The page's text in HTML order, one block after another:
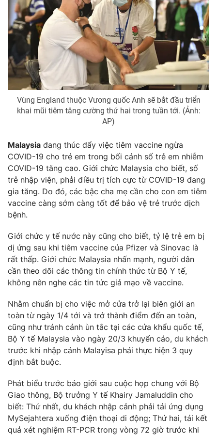
Email: toasoan@vtv.vn
Liên hệ quảng cáo:
024-7300.7108
® Cấm sao chép dưới mọi hình thức nếu không có sự chấp
thuận bằng văn bản. Ghi rõ nguồn VTV.vn khi phát hành lại
thông tin từ website này.
Vùng England thuộc Vương quốc Anh sẽ bắt đầu triển
khai mũi tiêm tăng cường thứ hai trong tuần tới. (Ảnh:
AP)
Malaysia đang thúc đẩy việc tiêm vaccine ngừa
COVID-19 cho trẻ em trong bối cảnh số trẻ em nhiễm
COVID-19 tăng cao. Giới chức Malaysia cho biết, số
trẻ nhập viện, phải điều trị tích cực từ COVID-19 đang
gia tăng. Do đó, các bậc cha mẹ cần cho con em tiêm
vaccine càng sớm càng tốt để bảo vệ trẻ trước dịch
bệnh.
Giới chức y tế nước này cũng cho biết, tỷ lệ trẻ em bị
dị ứng sau khi tiêm vaccine của Pfizer và Sinovac là
rất thấp. Giới chức Malaysia nhấn mạnh, người dân
cần theo dõi các thông tin chính thức từ Bộ Y tế,
không nên nghe các tin tức giả mạo về vaccine.
Nhằm chuẩn bị cho việc mở cửa trở lại biên giới an
toàn từ ngày 1/4 tới và trở thành điểm đến an toàn,
cũng như tránh cảnh ùn tắc tại các cửa khẩu quốc tế,
Bộ Y tế Malaysia vào ngày 20/3 khuyến cáo, du khách
trước khi nhập cảnh Malayisa phải thực hiện 3 quy
định bắt buộc.
Phát biểu trước báo giới sau cuộc họp chung với Bộ
Giao thông, Bộ trưởng Y tế Khairy Jamaluddin cho
biết: Thứ nhất, du khách nhập cảnh phải tải ứng dụng
MySejahtera xuống điện thoại di động; Thứ hai, tải kết
quả xét nghiệm RT-PCR trong vòng 72 giờ trước khi